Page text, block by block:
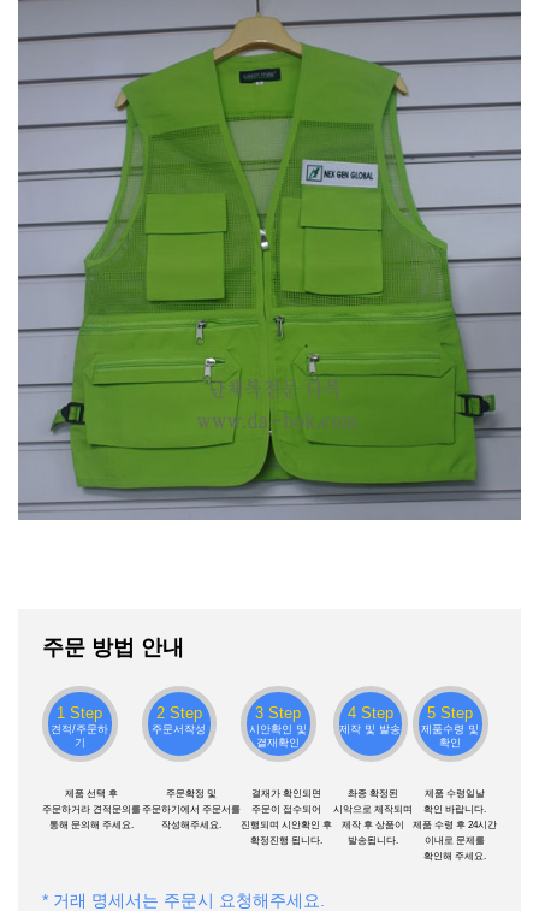
주문 방법 안내
1 Step
견적/주문하
기
제품 선택 후
주문하거라 견적문의를
통해 문의해 주세요.
2 Step
주문서작성
주문확정 및
주문하기에서 주문서를
작성해주세요.
3 Step
시안확인 및
결재확인
결재가 확인되면
주문이 접수되어
진행되며 시안확인 후
확정진행 됩니다.
4 Step
제작 및 발송
촤종 확정된
시악으로 제작되며
제작 후 상품이
발송됩니다.
5 Step
제품수령 및
확인
제품 수령일날
확인 바랍니다.
제품 수령 후 24시간
이내로 문제를
확인해 주세요.
* 거래 명세서는 주문시 요청해주세요.